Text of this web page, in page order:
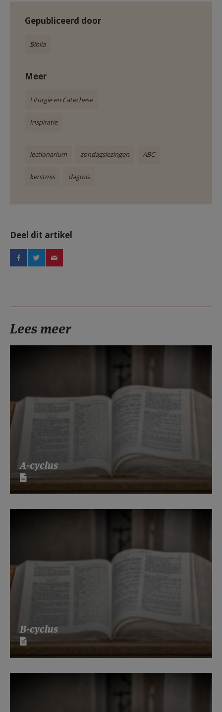
Gepubliceerd door
Biblia
Meer
Liturgie en Catechese
Inspiratie
lectionarium zondagslezingen ABC
kerstmis dagmis
Deel dit artikel
Lees meer
A-cyclus
B-cyclus